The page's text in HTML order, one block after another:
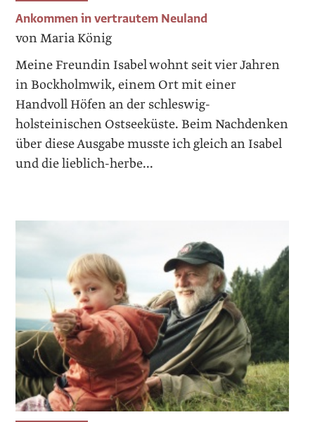
Ankommen in vertrautem Neuland
von Maria König
Meine Freundin Isabel wohnt seit vier Jahren
in Bockholmwik, einem Ort mit einer
Handvoll Höfen an der schleswig-
holsteinischen Ostseeküste. Beim Nachdenken
über diese Ausgabe musste ich gleich an Isabel
und die lieblich-herbe...